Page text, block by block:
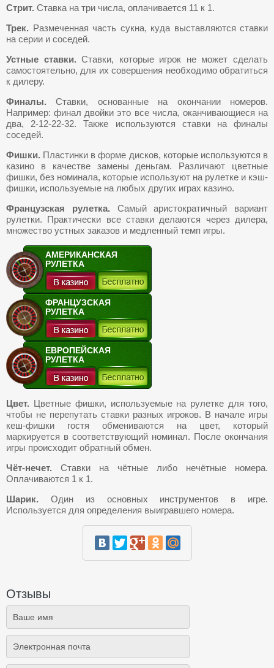
Стрит. Ставка на три числа, оплачивается 11 к 1.
Трек. Размеченная часть сукна, куда выставляются ставки
на серии и соседей.
Устные ставки.Ставки, которые игрок не может сделать
самостоятельно, для их совершения необходимо обратиться
к дилеру.
Финалы.Ставки, основанные на окончании номеров.
Например: финал двойки это все числа, оканчивающиеся на
два, 2-12-22-32. Также используются ставки на финалы
соседей.
Фишки. Пластинки в форме дисков, которые используются в
казино в качестве замены деньгам. Различают цветные
фишки, без номинала, которые используют на рулетке и кэш-
фишки, используемые на любых других играх казино.
Французская рулетка. Самый аристократичный вариант
рулетки. Практически все ставки делаются через дилера,
множество устных заказов и медленный темп игры.
АМЕРИКАНСКАЯ
РУЛЕТКА
ФРАНЦУЗСКАЯ
РУЛЕТКА
ЕВРОПЕЙСКАЯ
РУЛЕТКА
Цвет. Цветные фишки, используемые на рулетке для того,
чтобы не перепутать ставки разных игроков. В начале игры
кеш-фишки гостя обмениваются на цвет, который
маркируется в соответствующий номинал. После окончания
игры происходит обратный обмен.
Чёт-нечет. Ставки на чётные либо нечётные номера.
Оплачиваются 1 к 1.
Шарик. Один из основных инструментов в игре.
Используется для определения выигравшего номера.
Отзывы